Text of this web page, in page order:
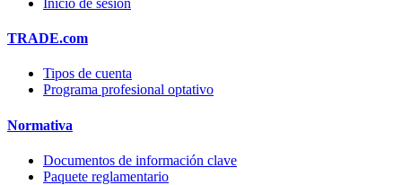
TRADE.com
Tipos de cuenta
Programa profesional optativo
Normativa
Documentos de información clave
Paquete reglamentario